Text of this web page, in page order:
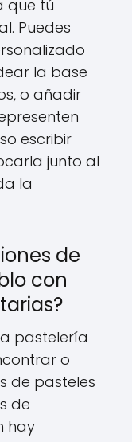
que tú
Puedes
la base
o añadir
escribir
junto al
la
de
con
pastelería
o
de pasteles
de
hay